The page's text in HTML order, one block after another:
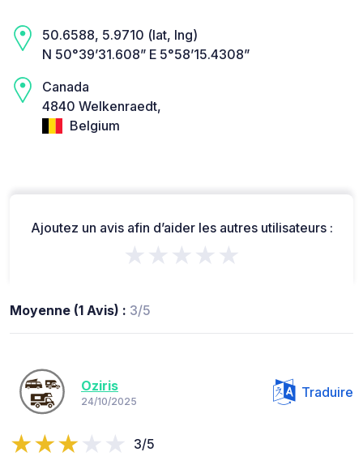
50.6588, 5.9710 (lat, lng)
N 50°39’31.608” E 5°58’15.4308”
Canada
4840 Welkenraedt,
Belgium
Ajoutez un avis afin d’aider les autres utilisateurs :
★★★★★
Moyenne (1 Avis) : 3/5
Oziris
24/10/2025
Traduire
3/5